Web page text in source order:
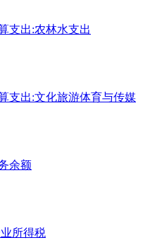
支出:农林水支出
支出:文化旅游体育与传媒
余额
所得税